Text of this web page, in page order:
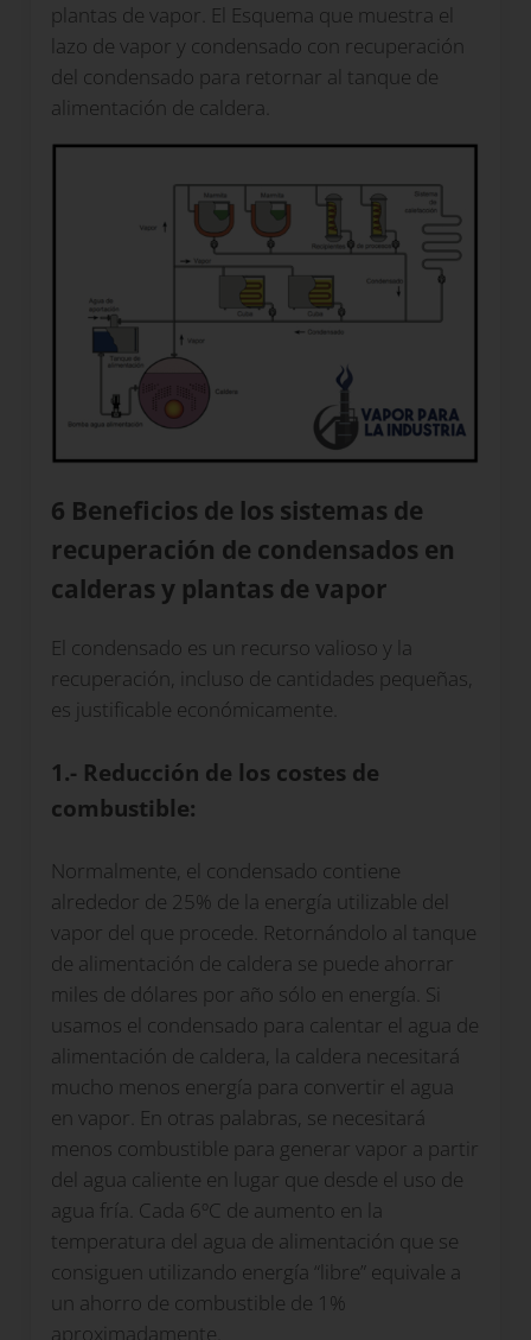
plantas de vapor. El Esquema que muestra el
lazo de vapor y condensado con recuperación
del condensado para retornar al tanque de
alimentación de caldera.
6 Beneficios de los sistemas de
recuperación de condensados en
calderas y plantas de vapor
El condensado es un recurso valioso y la
recuperación, incluso de cantidades pequeñas,
es justificable económicamente.
1.- Reducción de los costes de
combustible:
Normalmente, el condensado contiene
alrededor de 25% de la energía utilizable del
vapor del que procede. Retornándolo al tanque
de alimentación de caldera se puede ahorrar
miles de dólares por año sólo en energía. Si
usamos el condensado para calentar el agua de
alimentación de caldera, la caldera necesitará
mucho menos energía para convertir el agua
en vapor. En otras palabras, se necesitará
menos combustible para generar vapor a partir
del agua caliente en lugar que desde el uso de
agua fría. Cada 6ºC de aumento en la
temperatura del agua de alimentación que se
consiguen utilizando energía “libre” equivale a
un ahorro de combustible de 1%
aproximadamente.